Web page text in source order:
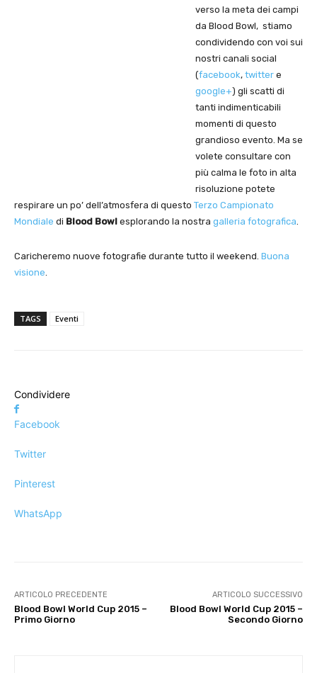
verso la meta dei campi
da Blood Bowl, stiamo
condividendo con voi sui
nostri canali social
(facebook, twitter e
google+) gli scatti di
tanti indimenticabili
momenti di questo
grandioso evento. Ma se
volete consultare con
più calma le foto in alta
risoluzione potete
respirare un po’ dell’atmosfera di questo Terzo Campionato
Mondiale di Blood Bowl esplorando la nostra galleria fotografica.
Caricheremo nuove fotografie durante tutto il weekend. Buona
visione.
TAGS Eventi
Condividere
Facebook
Twitter
Pinterest
WhatsApp
ARTICOLO PRECEDENTE
Blood Bowl World Cup 2015 –
Primo Giorno
ARTICOLO SUCCESSIVO
Blood Bowl World Cup 2015 –
Secondo Giorno